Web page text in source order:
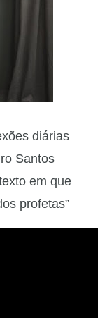
diárias
Santos
em que
profetas”